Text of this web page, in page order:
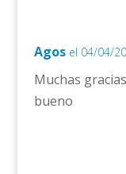
Agos el 04/04/
Muchas
bueno